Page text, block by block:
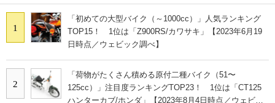
1
「初めての大型バイク（～1000cc）」人気ランキング
TOP15！ 1位は「Z900RS/カワサキ」【2023年6月19
日時点／ウェビック調べ】
2
「荷物がたくさん積める原付二種バイク（51〜
125cc）」注目度ランキングTOP23！ 1位は「CT125
ハンターカブ/ホンダ」【2023年8月4日時点／ウェビッ